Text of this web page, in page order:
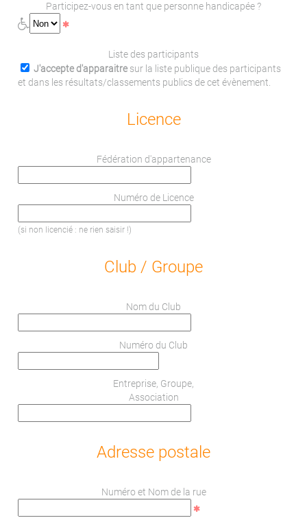
Participez-vous en tant que personne handicapée ?
Liste des participants
J'accepte d'apparaitresur la liste publique des participants
et dans les résultats/classements publics de cet évènement.
Licence
Fédération d'appartenance
Numéro de Licence
(si non licencié : ne rien saisir !)
Club / Groupe
Nom du Club
Numéro du Club
Entreprise, Groupe,
Association
Adresse postale
Numéro et Nom de la rue